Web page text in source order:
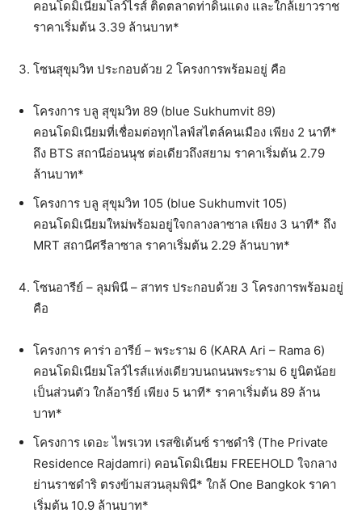
คอนโดมิเนียมโลว์ไรส์ ติดตลาดท่าดินแดง และใกล้เยาวราช
ราคาเริ่มต้น 3.39 ล้านบาท*
โซนสุขุมวิท ประกอบด้วย 2 โครงการพร้อมอยู่ คือ
โครงการ บลู สุขุมวิท 89 (blue Sukhumvit 89)
คอนโดมิเนียมที่เชื่อมต่อทุกไลฟ์สไตล์คนเมือง เพียง 2 นาที*
ถึง BTS สถานีอ่อนนุช ต่อเดียวถึงสยาม ราคาเริ่มต้น 2.79
ล้านบาท*
โครงการ บลู สุขุมวิท 105 (blue Sukhumvit 105)
คอนโดมิเนียมใหม่พร้อมอยู่ใจกลางลาซาล เพียง 3 นาที* ถึง
MRT สถานีศรีลาซาล ราคาเริ่มต้น 2.29 ล้านบาท*
โซนอารีย์ – ลุมพินี – สาทร ประกอบด้วย 3 โครงการพร้อมอยู่
คือ
โครงการ คาร่า อารีย์ – พระราม 6 (KARA Ari – Rama 6)
คอนโดมิเนียมโลว์ไรส์แห่งเดียวบนถนนพระราม 6 ยูนิตน้อย
เป็นส่วนตัว ใกล้อารีย์ เพียง 5 นาที* ราคาเริ่มต้น 89 ล้าน
บาท*
โครงการ เดอะ ไพรเวท เรสซิเด้นซ์ ราชดำริ (The Private
Residence Rajdamri) คอนโดมิเนียม FREEHOLD ใจกลาง
ย่านราชดำริ ตรงข้ามสวนลุมพินี* ใกล้ One Bangkok ราคา
เริ่มต้น 10.9 ล้านบาท*